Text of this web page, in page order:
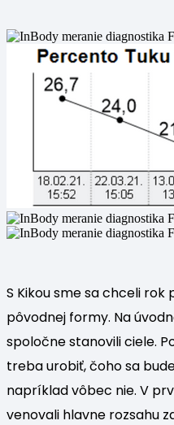
S Kikou sme sa chceli
pôvodnej formy. Na
spoločne stanovili ciele.
treba urobiť, čoho sa
napríklad vôbec nie. V
venovali hlavne rozsahu